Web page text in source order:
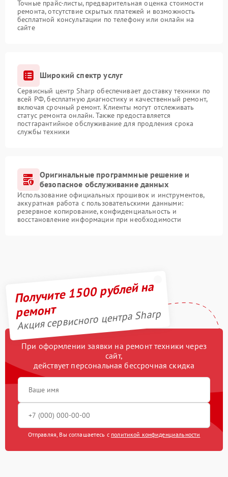
Точные прайс-листы, предварительная оценка стоимости
ремонта, отсутствие скрытых платежей и возможность
бесплатной консультации по телефону или онлайн на
сайте
Широкий спектр услуг
Сервисный центр Sharp обеспечивает доставку техники по
всей РФ, бесплатную диагностику и качественный ремонт,
включая срочный ремонт. Клиенты могут отслеживать
статус ремонта онлайн. Также предоставляется
постгарантийное обслуживание для продления срока
службы техники
Оригинальные программные решение и
безопасное обслуживание данных
Использование официальных прошивок и инструментов,
аккуратная работа с пользовательскими данными:
резервное копирование, конфиденциальность и
восстановление информации при необходимости
Получите 1500 рублей на
ремонт
Акция сервисного центра Sharp
При оформлении заявки на ремонт техники через
сайт,
действует персональная бессрочная скидка
Отправляя, Вы соглашаетесь с политикой конфиденциальности